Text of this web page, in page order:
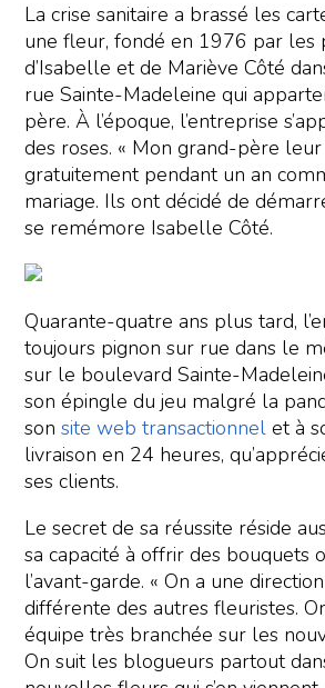
La crise sanitaire a brassé les
une fleur, fondé en 1976 par les
d’Isabelle et de Mariève Côté
rue Sainte-Madeleine qui
père. À l’époque, l’entreprise
des roses. « Mon grand-père
gratuitement pendant un an
mariage. Ils ont décidé de
se remémore Isabelle Côté.
Quarante-quatre ans plus tard,
toujours pignon sur rue dans le
sur le boulevard Sainte-
son épingle du jeu malgré la
sonsite web transactionnel et à
livraison en 24 heures,
ses clients.
Le secret de sa réussite réside
sa capacité à offrir des bouquets
l’avant-garde. « On a une
différente des autres fleuristes.
équipe très branchée sur les
On suit les blogueurs partout